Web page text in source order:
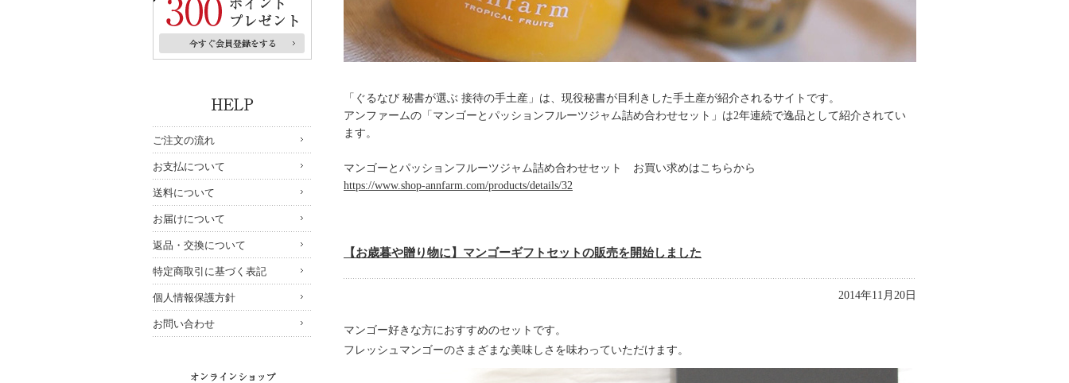
ご注文の流れ
お支払について
送料について
お届けについて
返品・交換について
特定商取引に基づく表記
個人情報保護方針
お問い合わせ
「ぐるなび 秘書が選ぶ 接待の手土産」は、現役秘書が目利きした手土産が紹介されるサイトです。
アンファームの「マンゴーとパッションフルーツジャム詰め合わせセット」は2年連続で逸品として紹介されてい
ます。
マンゴーとパッションフルーツジャム詰め合わせセット お買い求めはこちらから
https://www.shop-annfarm.com/products/details/32
【お歳暮や贈り物に】マンゴーギフトセットの販売を開始しました
2014年11月20日
マンゴー好きな方におすすめのセットです。
フレッシュマンゴーのさまざまな美味しさを味わっていただけます。